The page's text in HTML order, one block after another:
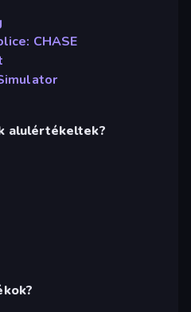
CHASE
alulértékeltek?